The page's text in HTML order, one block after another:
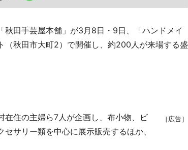
田手芸屋本舗」が3月8日・9日、「ハンドメイ
（秋田市大町2）で開催し、約200人が来場する盛
［広告］
住の主婦ら7人が企画し、布小物、ビ
サリー類を中心に展示販売するほか、